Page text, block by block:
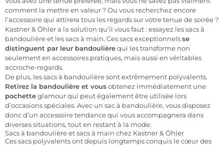
comment la mettre en valeur ? Ou vous recherchez encore
l’accessoire qui attirera tous les regards sur votre tenue de soirée ?
Kastner & Öhler a la solution qu’il vous faut : essayez les sacs à
bandoulière et les sacs à main. Ces sacs exceptionnelsse
distinguent par leur bandoulièrequi les transforme non
seulement en accessoires pratiques, mais aussi en véritables
accroche-regards.
De plus, les sacs à bandoulière sont extrêmement polyvalents.
Retirez la bandoulière et vousobtenez immédiatement une
pochetteglamour qui peut également être utilisée lors
d’occasions spéciales. Avec un sac à bandoulière, vous disposez
donc d’un accessoire tendance qui vous accompagnera dans
diverses situations, tout en restant à la mode.
Sacs à bandoulière et sacs à main chez Kastner & Öhler
Ces sacs polyvalents ont depuis longtemps conquis le cœur des